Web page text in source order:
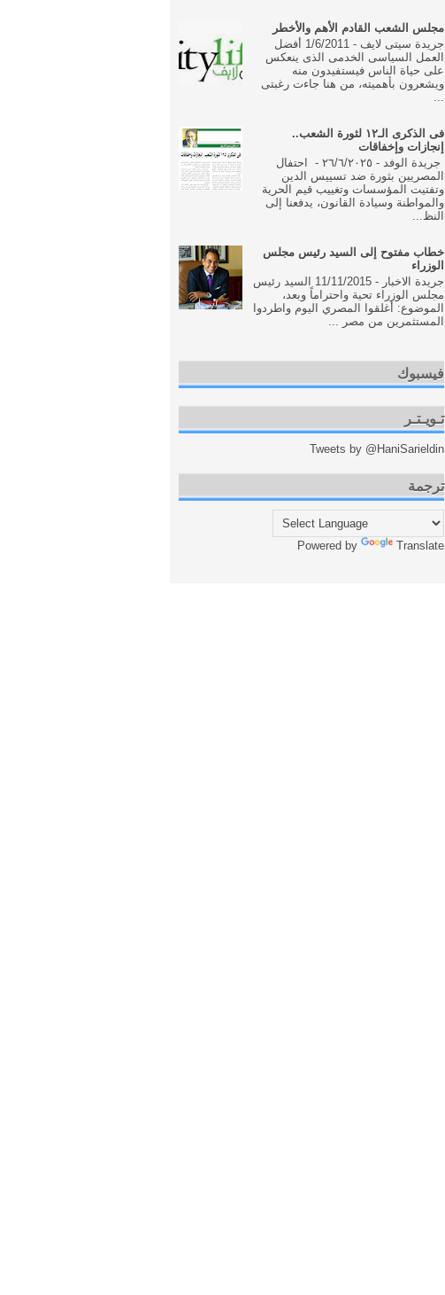
مجلس الشعب القادم الأهم والأخطر
جريدة سيتى لايف - 1/6/2011 أفضل
العمل السياسى الخدمى الذى ينعكس
على حياة الناس فيستفيدون منه
ويشعرون بأهميته، من هنا جاءت رغبتى
فى الذكرى الـ١٢ لثورة الشعب..
إنجازات وإخفاقات
جريدة الوفد - ٢٦/٦/٢٠٢٥ - احتفال
المصريين بثورة ضد تسييس الدين
وتفتيت المؤسسات وتغييب قيم الحرية
والمواطنة وسيادة القانون، يدفعنا إلى
النظ...
خطاب مفتوح إلى السيد رئيس مجلس
الوزراء
جريدة الاخبار - 11/11/2015 السيد رئيس
مجلس الوزراء تحية واحتراماً وبعد،
الموضوع: أغلقوا المصري اليوم واطردوا
المستثمرين من مصر ...
فيسبوك
تـويـتـر
Tweets by @HaniSarieldin
ترجمة
Powered by Translate